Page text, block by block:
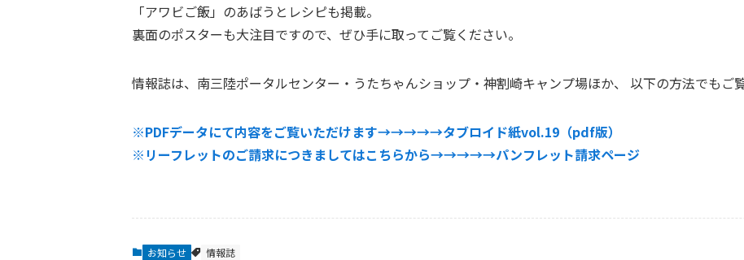
「アワビご飯」のあばうとレシピも掲載。
裏面のポスターも大注目ですので、ぜひ手に取ってご覧ください。
情報誌は、南三陸ポータルセンター・うたちゃんショップ・神割崎キャンプ場ほか、 以下の方法でもご
※PDFデータにて内容をご覧いただけます→→→→→タブロイド紙vol.19（pdf版）
※リーフレットのご請求につきましてはこちらから→→→→→パンフレット請求ページ
お知らせ 情報誌